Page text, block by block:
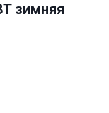
зимняя